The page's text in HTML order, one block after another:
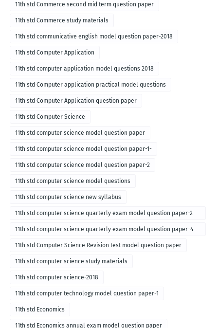
11th std Commerce second mid term question paper
11th std Commerce study materials
11th std communicative english model question paper-2018
11th std Computer Application
11th std computer application model questions 2018
11th std Computer application practical model questions
11th std Computer Application question paper
11th std Computer Science
11th std computer science model question paper
11th std computer science model question paper-1-
11th std computer science model question paper-2
11th std computer science model questions
11th std computer science new syllabus
11th std computer science quarterly exam model question paper-2
for english medium-2018
11th std computer science quarterly exam model question paper-4
for English medium-2018
11th std Computer Science Revision test model question paper
11th std computer science study materials
11th std computer science-2018
11th std computer technology model question paper-1
11th std Economics
11th std Economics annual exam model question paper